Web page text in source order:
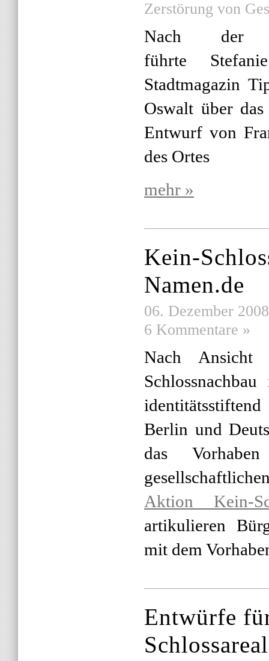
Zerstörung von
Nach der
führte
Stadtmagazin
Oswalt über
Entwurf von
des Ortes
mehr »
Kein-
Namen.de
06. Dezember
6 Kommentare »
Nach
Berlin und
das
Aktion Kein-
artikulieren
mit dem
Entwürfe
Schlossareal